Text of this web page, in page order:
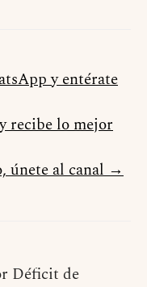
y entérate
recibe lo mejor
únete al canal →
Déficit de